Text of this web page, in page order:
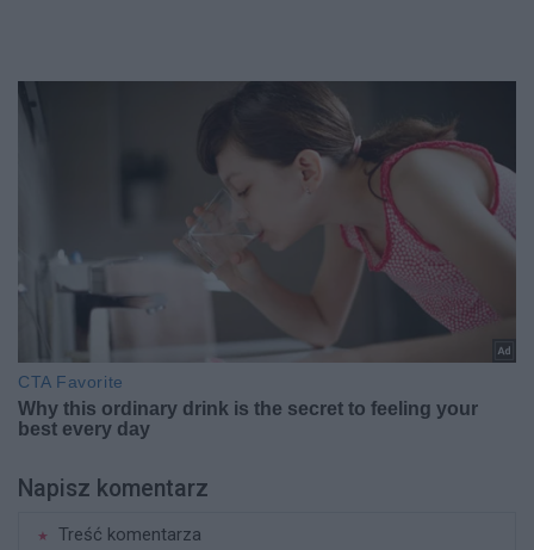
Napisz komentarz
Treść komentarza